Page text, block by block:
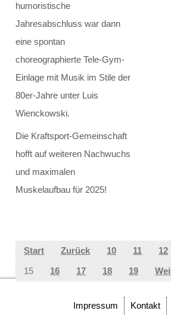
Frankreichaustausch
Curricula
Geschichte
Informatik
Mathematik
humoristische
Jahresabschluss war dann
eine spontan
choreographierte Tele-Gym-
Einlage mit Musik im Stile der
80er-Jahre unter Luis
Wienckowski.
Die Kraftsport-Gemeinschaft
hofft auf weiteren Nachwuchs
und maximalen
Muskelaufbau für 2025!
Start Zurück 10 11 12
15
16 17 18 19
Impressum Kontakt